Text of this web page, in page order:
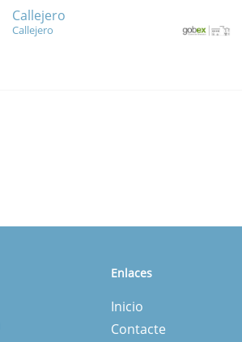
Callejero
Callejero
Enlaces
Inicio
Contacte